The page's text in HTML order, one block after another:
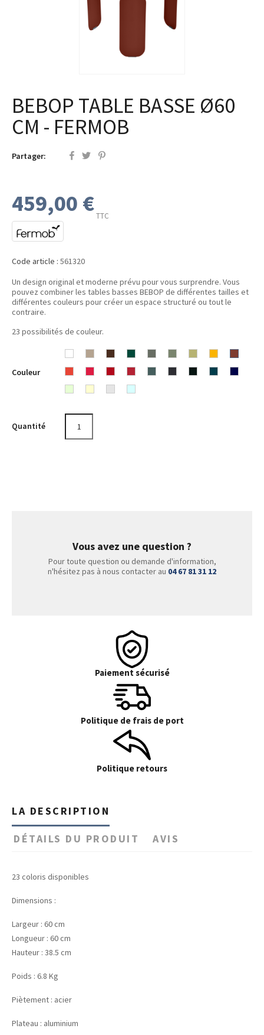
BEBOP TABLE BASSE Ø60
CM - FERMOB
Partager:
459,00 €TTC
Code article : 561320
Un design original et moderne prévu pour vous surprendre. Vous
pouvez combiner les tables basses BEBOP de différentes tailles et
différentes couleurs pour créer un espace structuré ou tout le
contraire.
23 possibilités de couleur.
Couleur
Blanc
Coton
MuscadeRouilleCèdreRomarinCactusTilleul Miel
Ocre
rouge
Capucine
Rose
Praline
CoquelicotPimentGris
CarboneRéglisse
Bleu
Bleu
OpalineCitron
givré
Gris
Menthe
Quantité
Vous avez une question ?
Pour toute question ou demande d'information,
n'hésitez pas à nous contacter au 04 67 81 31 12
Paiement sécurisé
Politique de frais de port
Politique retours
LA DESCRIPTION
DÉTAILS DU PRODUIT AVIS
23 coloris disponibles
Dimensions :
Largeur : 60 cm
Longueur : 60 cm
Hauteur : 38.5 cm
Poids : 6.8 Kg
Piètement : acier
Plateau : aluminium